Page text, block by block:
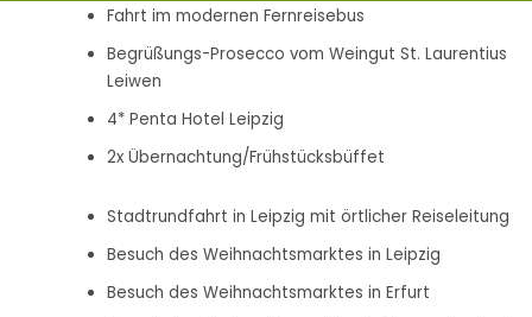
Fahrt im modernen Fernreisebus
Begrüßungs-Prosecco vom Weingut St. Laurentius
Leiwen
4* Penta Hotel Leipzig
2x Übernachtung/Frühstücksbüffet
Stadtrundfahrt in Leipzig mit örtlicher Reiseleitung
Besuch des Weihnachtsmarktes in Leipzig
Besuch des Weihnachtsmarktes in Erfurt